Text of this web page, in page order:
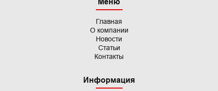
Меню
Главная
О компании
Новости
Статьи
Контакты
Информация